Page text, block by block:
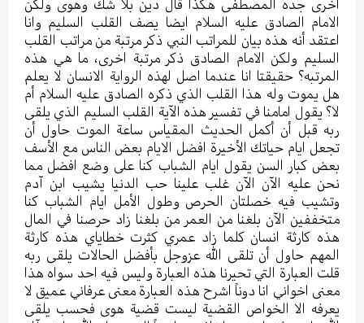
اخرى جده المصطفى هكذا قال دين بلا شك وهوى ولكن
الامام الصادق عليه السلام ايضا يصف القلب السليم وانا
اعتقد أنه هذه بيان للمراتب النبي ذكر مرتبة من مراتب القلب
السليم ولكن الامام الصادق ذكر مرتبة اخرى، ما هي هذه
المرتبه؟ حقيقتا انا عندما اصل لهذه الرواية الانسان لا يعلم
هل يموت وله هذا القلب الذي ذكره الصادق عليه السلام أم
لا؟ يقول امامنا في تفسير هذه الآية القلب السليم الذي يلقى
ربه قبل أن أكمل الحديث المقياس ساعة الموت حاول أن
تجعل ايام حياتك الأخيرة افضل الايام بعض الناس مع الأسف
بعض كبار السن يقول ايام الشباب كنا على وضع افضل مما
نحن عليه الآن الآن غلب علينا حب الدنيا يشيب ابن آدم
وتشيب فيه خصلتان الحرص وطول الأمل ايام الشباب كنا
متخففين الآن بلغنا من العمر من بلغنا زاد حرصنا في المال
هذه كارثة انسان كلما زاد عمري كثرت خطاياي هذه كارثة
المهم حاول أن تلقى الله عزوجل بأفضل الحالات يلقى ربه
قلت العبارة التي تحيرنا هذه العبارة وليس فيه احد سواه هذا
معنى اخواني انا دوناً اشرح هذه العبارة معنى عرفاني عميق لا
يعرفه الا الخواص القضية ليست قضية هوى فحسب يلقى